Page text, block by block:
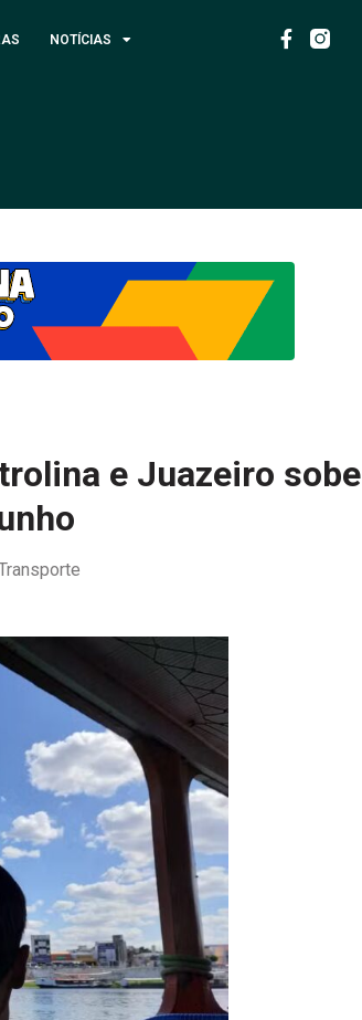
NOTÍCIAS
e Juazeiro sobe